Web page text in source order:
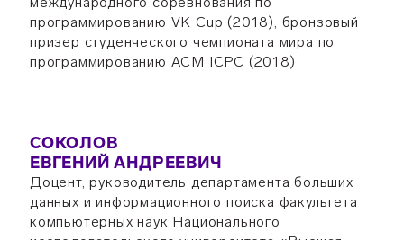
программированию VK Cup (2018), бронзовый
призер студенческого чемпионата мира по
программированию ACM ICPC (2018)
СОКОЛОВ
ЕВГЕНИЙ АНДРЕЕВИЧ
Доцент, руководитель департамента больших
данных и информационного поиска факультета
компьютерных наук Национального